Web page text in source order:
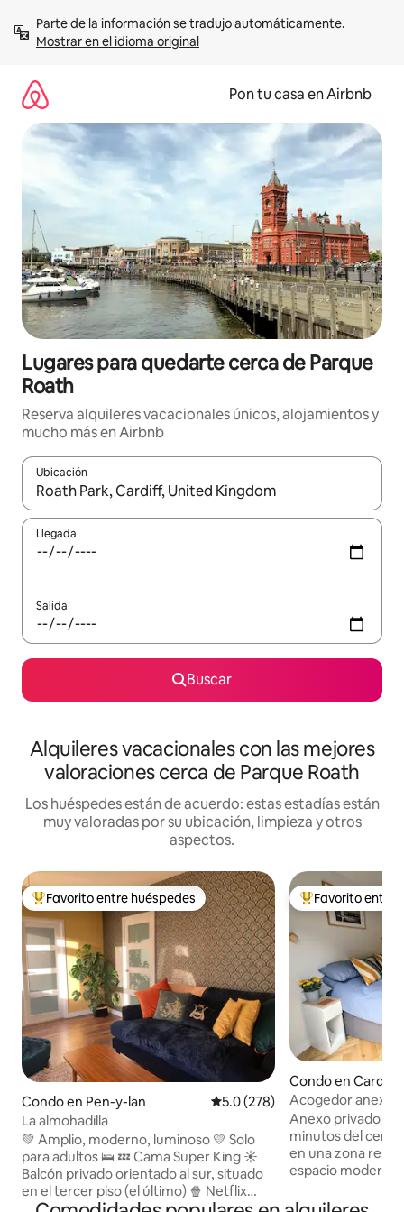
contenidoMostrar en el idioma original
Pon tu casa en Airbnb
Lugares para quedarte cerca de Parque
Roath
Reserva alquileres vacacionales únicos, alojamientos y
mucho más en Airbnb
Ubicación
Cuando los resultados estén disponibles, navega con las
Llegada
Salida
Buscar
Alquileres vacacionales con las mejores
valoraciones cerca de Parque Roath
Los huéspedes están de acuerdo: estas estadías están
muy valoradas por su ubicación, limpieza y otros
aspectos.
Favorito entre huéspedes preferido
Favorito entre huéspedes
Condo en Pen-y-lan Calificación promedio: 5.0 de
5.0 (278)
La almohadilla
💚 Amplio, moderno, luminoso 💛 Solo
para adultos 🛌 💤 Cama Super King ☀️
Balcón privado orientado al sur, situado
en el tercer piso (el último) 🍿 Netflix
para el viajero P️ Amplio estacionamiento
Favorito entre
Favorito entre
Condo en Cardiff
Acogedor anexo
Anexo privado
minutos del centro de
en una zona
espacio moderno
Aparcamiento